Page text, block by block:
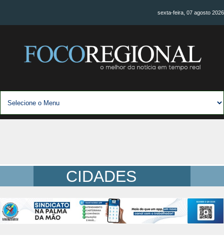
sexta-feira, 07 agosto 2026
CIDADES